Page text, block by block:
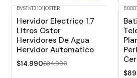
BVSTKT3101 OSTER
Hervidor Electrico 1.7
Litros Oster
Hervidores De Agua
Hervidor Automatico
$14.990$34.990